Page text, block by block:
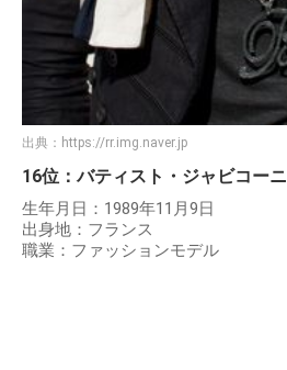
出典： https://rr.img.naver.jp
16位：バティスト・ジャビコーニ
生年月日：1989年11月9日
出身地：フランス
職業：ファッションモデル